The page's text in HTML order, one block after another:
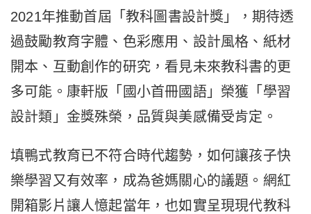
2021年推動首屆「教科圖書設計獎」，期待透
過鼓勵教育字體、色彩應用、設計風格、紙材
開本、互動創作的研究，看見未來教科書的更
多可能。康軒版「國小首冊國語」榮獲「學習
設計類」金獎殊榮，品質與美感備受肯定。
填鴨式教育已不符合時代趨勢，如何讓孩子快
樂學習又有效率，成為爸媽關心的議題。網紅
開箱影片讓人憶起當年，也如實呈現現代教科